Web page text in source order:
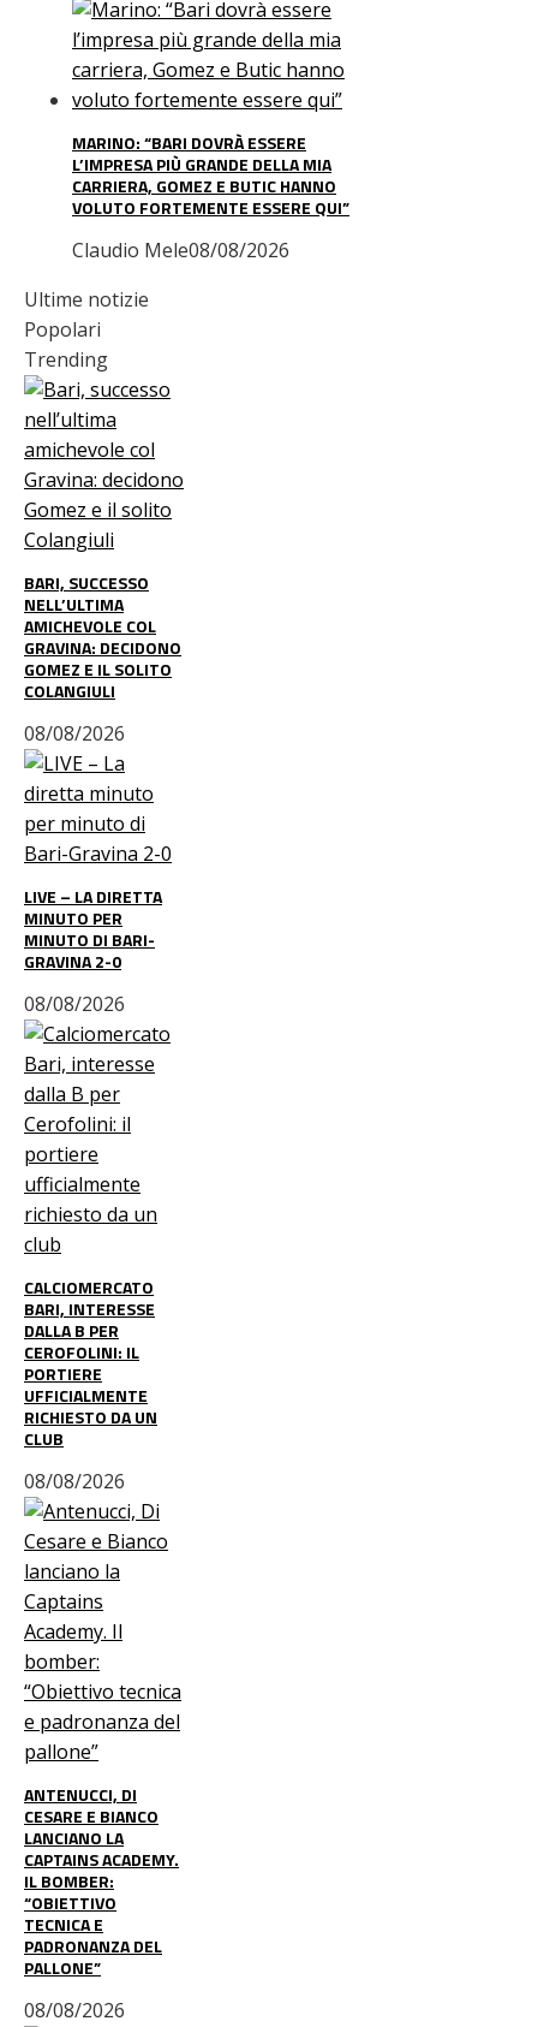
MARINO: “BARI DOVRÀ ESSERE
L’IMPRESA PIÙ GRANDE DELLA MIA
CARRIERA, GOMEZ E BUTIC HANNO
VOLUTO FORTEMENTE ESSERE QUI”
Claudio Mele08/08/2026
Ultime notizie
Popolari
Trending
BARI, SUCCESSO
NELL’ULTIMA
AMICHEVOLE COL
GRAVINA: DECIDONO
GOMEZ E IL SOLITO
COLANGIULI
08/08/2026
LIVE – LA DIRETTA
MINUTO PER
MINUTO DI BARI-
GRAVINA 2-0
08/08/2026
CALCIOMERCATO
BARI, INTERESSE
DALLA B PER
CEROFOLINI: IL
PORTIERE
UFFICIALMENTE
RICHIESTO DA UN
CLUB
08/08/2026
ANTENUCCI, DI
CESARE E BIANCO
LANCIANO LA
CAPTAINS ACADEMY.
IL BOMBER:
“OBIETTIVO
TECNICA E
PADRONANZA DEL
PALLONE”
08/08/2026